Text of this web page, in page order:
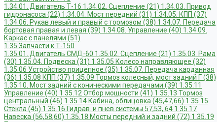
1.34.01. Двигатель Т-16 1.34.02. Сцепление (21) 1.34.03. Привод
гидронасоса (22) 1.34.04. Мост передний (31) 1.34.05. КПП (37)
1.34.06. Рукав левый и правый с тормозом (38) 1.34.07. Передача
бортовая правая и левая (39) 1.34.08. Управление (40) 1.34.09.
Каркас с панелями (51)
1.35 Запчасти к Т-150
1.35.01. Двигатель СМД-60 1.35.02. Сцепление (21) 1.35.03. Рама
(30) 1.35.04. Подвеска (31) 1.35.05 Колесо направляющее (32)
1.35.06 Устройство прицепное (35) 1.35.07. Передача карданная
(36) 1.35.08 КПП (37) 1.35.09 Тормоз колесный, мост задний Г (38)
1.35.10. Мост задний с коническими передачами (39) 1.35.11
Управление (40) 1.35.12 Отбор мощности (41) 1.35.13 Тормоз
центральный (46) 1.35.14 Кабина, облицовка (45,47,66) 1.35.15
Стекла (45) 1.35.16 Гидрав. и пнев.системы 57,53, 64 1.35.17
Навеска (56,58,60) 1.35.18 Мосты передний и задний (72) 1.35.19